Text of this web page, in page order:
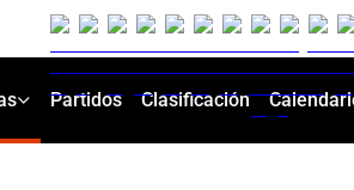
Partidos Clasificación